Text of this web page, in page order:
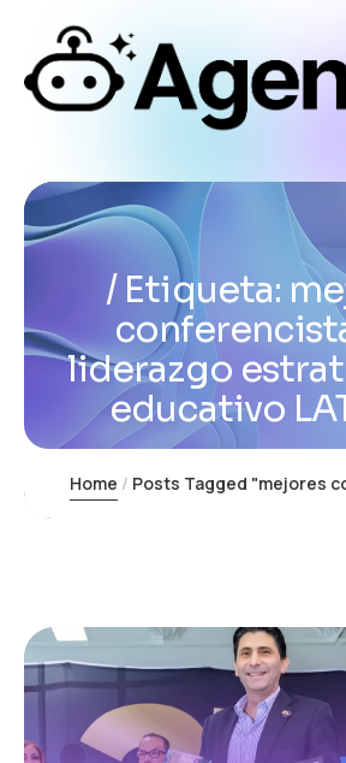
Etiqueta:
liderazgo
educativo
Home Posts Tagged "mejores conferencistas en liderazgo